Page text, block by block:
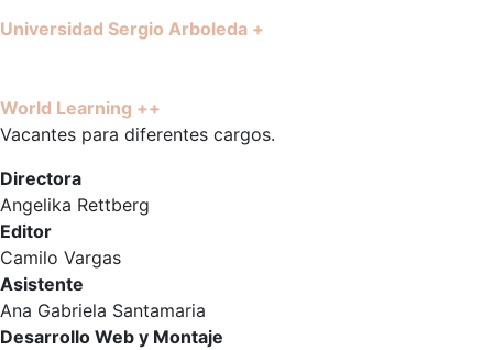
Universidad Sergio Arboleda +
World Learning ++
Vacantes para diferentes cargos.
Directora
Angelika Rettberg
Editor
Camilo Vargas
Asistente
Ana Gabriela Santamaria
Desarrollo Web y Montaje